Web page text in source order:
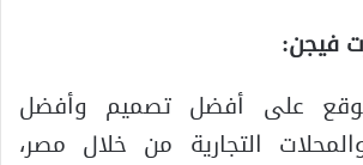
فيجن:
على أفضل تصميم وأفضل
التجارية من خلال مصر،